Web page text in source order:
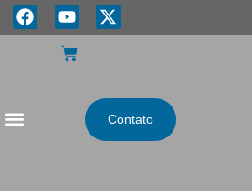
Contato